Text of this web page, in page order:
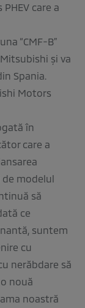
care a
“CMF-B”
și va
Spania.
Motors
în
care a
de modelul
să
ce
suntem
cu
nerăbdare să
nouă
noastră